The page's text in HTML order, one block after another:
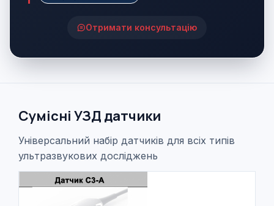
Отримати консультацію
Сумісні УЗД датчики
Універсальний набір датчиків для всіх типів
ультразвукових досліджень